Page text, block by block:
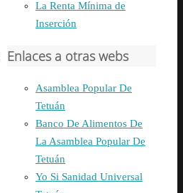
La Renta Mínima de
Inserción
Enlaces a otras webs
Asamblea Popular De
Tetuán
Banco De Alimentos De
La Asamblea Popular De
Tetuán
Yo Si Sanidad Universal